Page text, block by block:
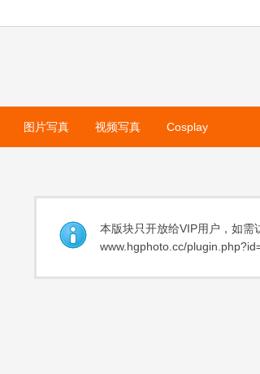
图片写真 视频写真 Cosplay
本版块只开放给VIP用户，如需
www.hgphoto.cc/